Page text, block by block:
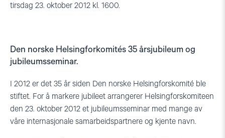
tirsdag 23. oktober 2012 kl. 1600.
Den norske Helsingforkomités 35 årsjubileum og
jubileumsseminar.
I 2012 er det 35 år siden Den norske Helsingforskomité ble
stiftet. For å markere jubileet arrangerer Helsingforskomiteen
den 23. oktober 2012 et jubileumsseminar med mange av
våre internasjonale samarbeidspartnere og kjente navn.